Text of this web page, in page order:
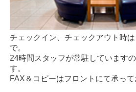
チェックイン、チェックアウト時
で。
24時間スタッフが常駐しています
す。
FAX＆コピーはフロントにて承って